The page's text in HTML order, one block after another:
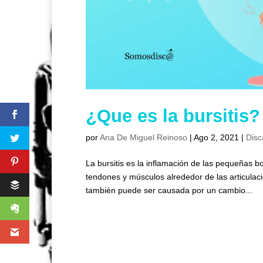
¿Que es la bursitis?
porAna De Miguel Reinoso |Ago 2, 2021 |
La bursitis es la inflamación de las pequeñas
tendones y músculos alrededor de las
también puede ser causada por un cambio...